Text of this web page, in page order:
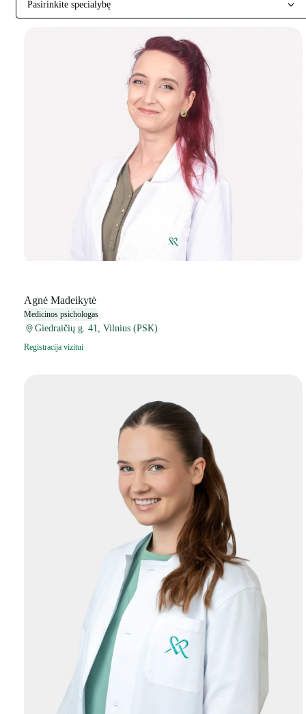
Pasirinkite specialybę
Agnė Madeikytė
Medicinos psichologas
Giedraičių g. 41, Vilnius (PSK)
Registracija vizitui